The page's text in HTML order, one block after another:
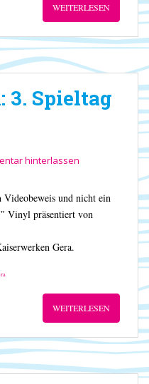
WEITERLESEN
3. Spieltag
hinterlassen
und nicht ein
Vinyl präsentiert von
Gera.
WEITERLESEN